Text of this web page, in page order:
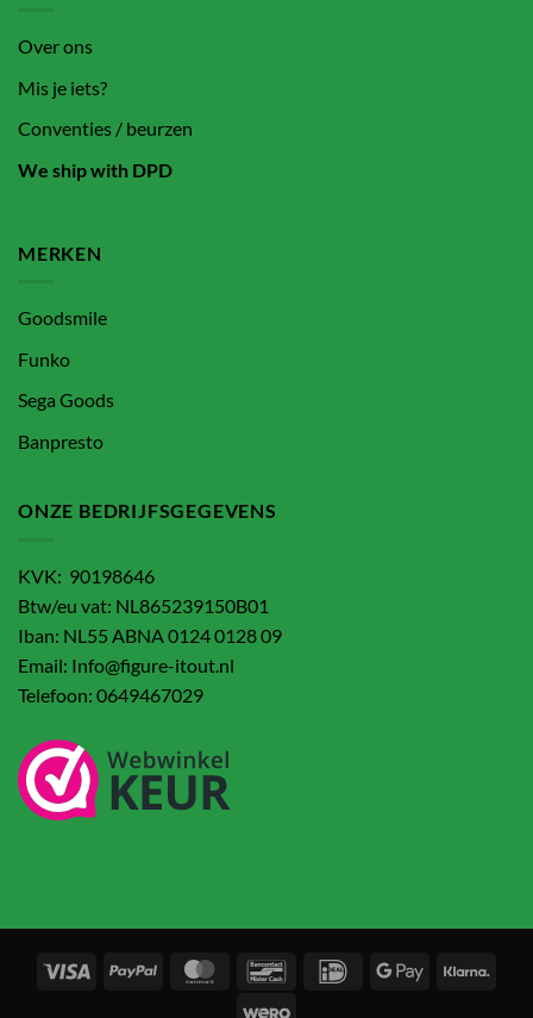
Over ons
Mis je iets?
Conventies / beurzen
We ship with DPD
MERKEN
Goodsmile
Funko
Sega Goods
Banpresto
ONZE BEDRIJFSGEGEVENS
KVK: 90198646
Btw/eu vat: NL865239150B01
Iban: NL55 ABNA 0124 0128 09
Email: Info@figure-itout.nl
Telefoon: 0649467029
Visa PayPal MasterCardBancontactIDeal
Google
Wero